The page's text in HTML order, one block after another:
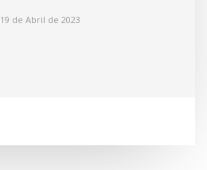
19 de Abril de 2023